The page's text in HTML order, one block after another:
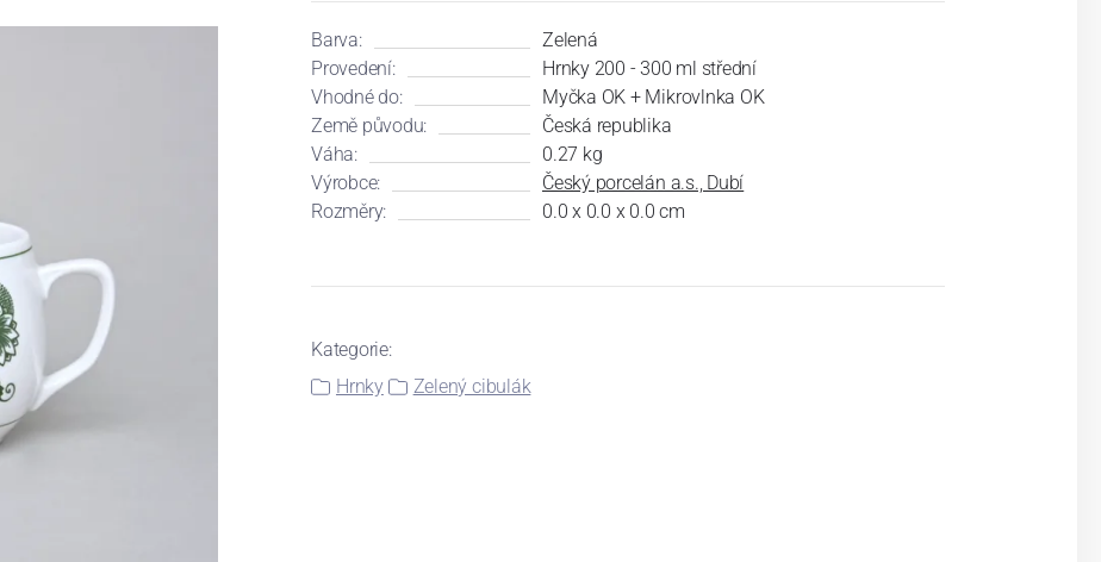
Barva:
Zelená
Provedení:
Hrnky 200 - 300 ml střední
Vhodné do:
Myčka OK + Mikrovlnka OK
Země původu:
Česká republika
Váha:
0.27 kg
Výrobce:
Český porcelán a.s., Dubí
Rozměry:
0.0 x 0.0 x 0.0 cm
Kategorie:
Hrnky
Zelený cibulák